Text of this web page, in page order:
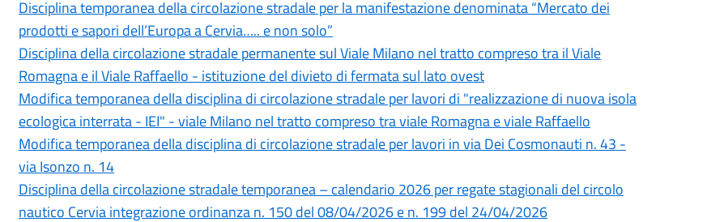
Disciplina temporanea della circolazione stradale per la manifestazione denominata “Mercato dei
prodotti e sapori dell’Europa a Cervia….. e non solo”
Disciplina della circolazione stradale permanente sul Viale Milano nel tratto compreso tra il Viale
Romagna e il Viale Raffaello - istituzione del divieto di fermata sul lato ovest
Modifica temporanea della disciplina di circolazione stradale per lavori di "realizzazione di nuova isola
ecologica interrata - IEI" - viale Milano nel tratto compreso tra viale Romagna e viale Raffaello
Modifica temporanea della disciplina di circolazione stradale per lavori in via Dei Cosmonauti n. 43 -
via Isonzo n. 14
Disciplina della circolazione stradale temporanea – calendario 2026 per regate stagionali del circolo
nautico Cervia integrazione ordinanza n. 150 del 08/04/2026 e n. 199 del 24/04/2026